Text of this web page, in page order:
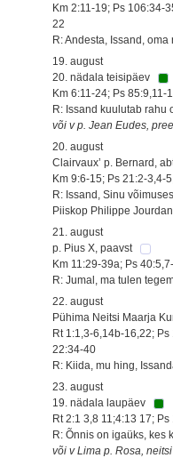
Km 2:11-19; Ps 106:34-
22
R: Andesta, Issand, oma
19. august
20. nädala teisipäev
Km 6:11-24; Ps
R: Issand kuulutab rahu
või v p. Jean Eudes,
20. august
Clairvaux’ p. Bernard,
Km 9:6-15; Ps 21:2-3,4-
R: Issand, Sinu
Piiskop Philippe
21. august
p. Pius X, paavst
Km 11:29-39a; Ps
R: Jumal, ma tulen
22. august
Pühima Neitsi Maarja
Rt 1:1,3-6,14b-16,22;
22:34-40
R: Kiida, mu hing,
23. august
19. nädala laupäev
Rt 2:1 3,8 11;4:13 17;
R: Õnnis on igaüks, kes
või v Lima p. Rosa,